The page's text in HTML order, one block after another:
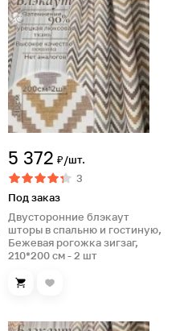
5 372 ₽/шт.
3
Под заказ
Двусторонние блэкаут
шторы в спальню и гостиную,
Бежевая рогожка зигзаг,
210*200 см - 2 шт